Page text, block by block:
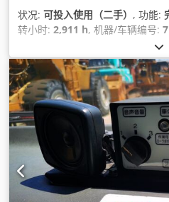
状况: 可投入使用（二手） , 功能:
转小时: 2,911 h, 机器/车辆编号:
, 运输宽度:
毫米, 作业高度:23,000 毫米,